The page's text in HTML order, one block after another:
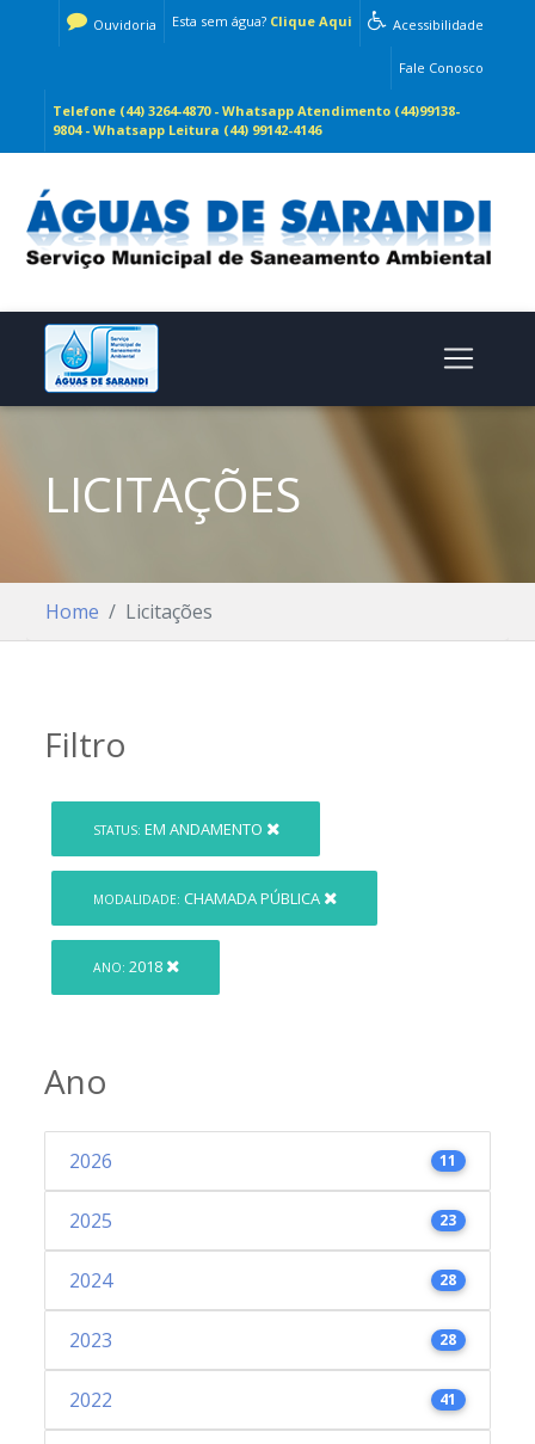
Acessibilidade
Esta sem água? Clique Aqui
Ouvidoria
Fale Conosco
Telefone (44) 3264-4870 - Whatsapp Atendimento (44)99138-
9804 - Whatsapp Leitura (44) 99142-4146
LICITAÇÕES
Home Licitações
Filtro
STATUS: EM ANDAMENTO
MODALIDADE: CHAMADA PÚBLICA
ANO: 2018
Ano
2026 11
2025 23
2024 28
2023 28
2022 41